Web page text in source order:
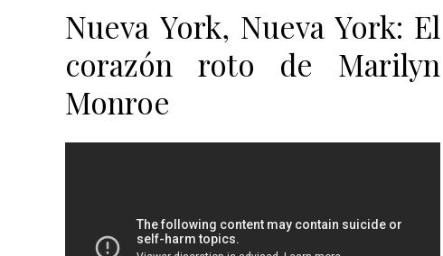
Nueva York, Nueva York: El
corazón roto de Marilyn
Monroe